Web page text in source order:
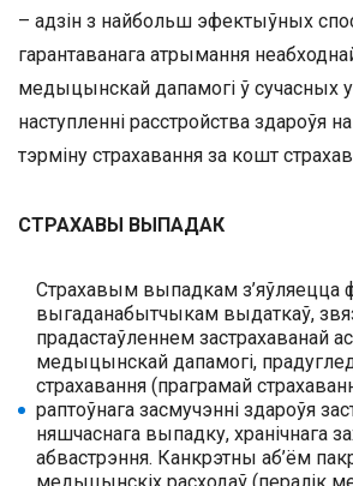
– адзін з найбольш эфектыўных
гарантаванага атрымання
медыцынскай дапамогі ў сучасных
наступленні расстройства здароўя
тэрміну страхавання за кошт
СТРАХАВЫ ВЫПАДАК
Страхавым выпадкам з’яўляецца
выгаданабытчыкам выдаткаў,
прадастаўленнем застрахаванай
медыцынскай дапамогі,
страхавання (праграмай
раптоўнага засмучэнні здароўя
няшчаснага выпадку, хранічнага
абвастрэння. Канкрэтны аб’ём